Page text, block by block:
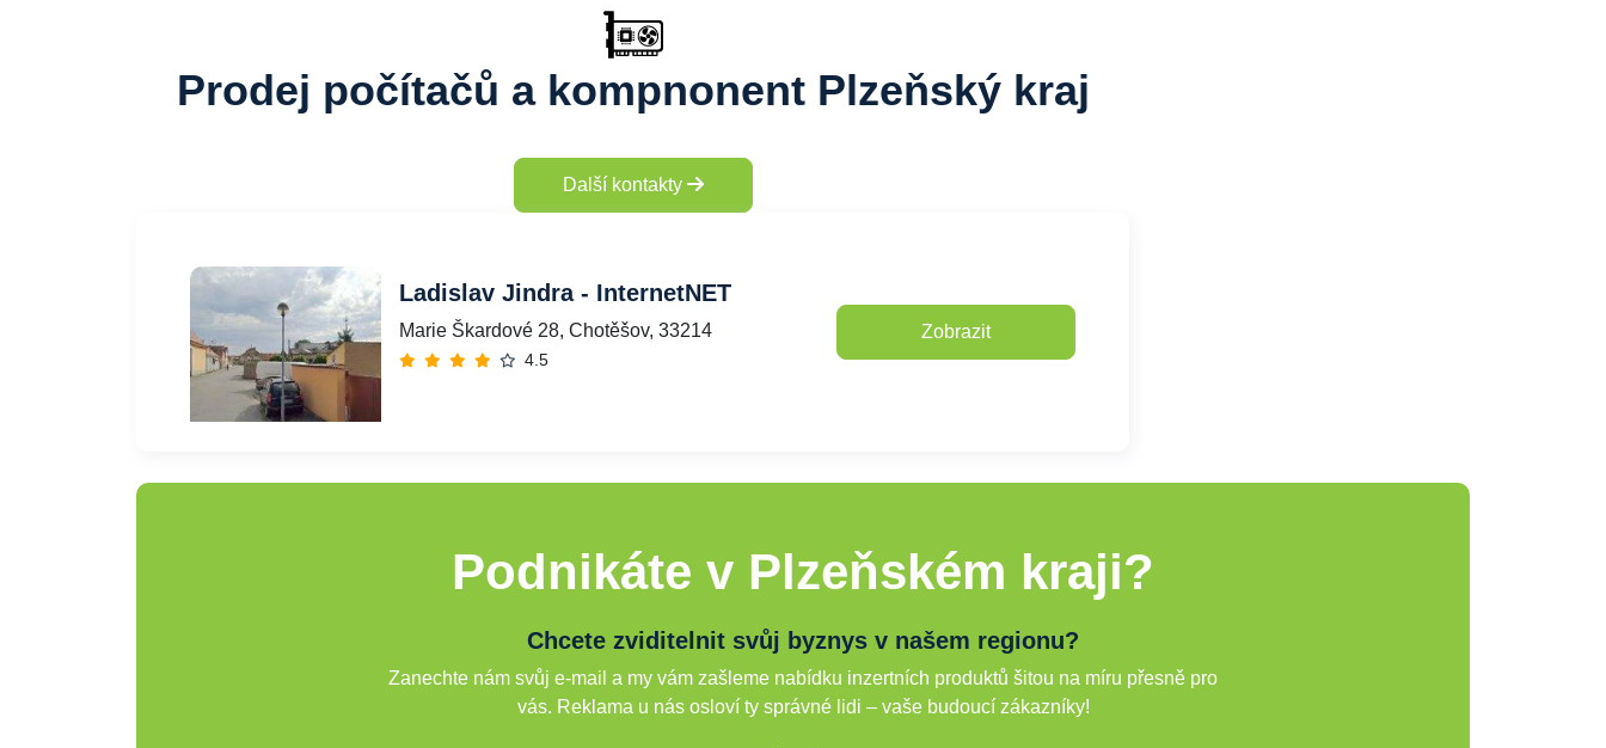
Prodej počítačů a kompnonent Plzeňský kraj
Další kontakty
Ladislav Jindra - InternetNET
Marie Škardové 28, Chotěšov, 33214
4.5
Zobrazit
Podnikáte v Plzeňském kraji?
Chcete zviditelnit svůj byznys v našem regionu?
Zanechte nám svůj e-mail a my vám zašleme nabídku inzertních produktů šitou na míru přesně pro
vás. Reklama u nás osloví ty správné lidi – vaše budoucí zákazníky!